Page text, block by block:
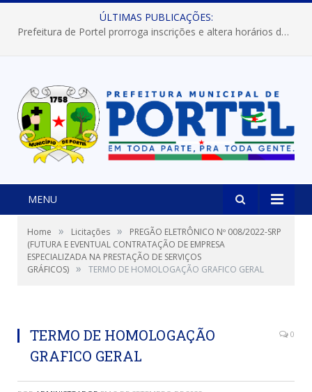
ÚLTIMAS PUBLICAÇÕES:
Prefeitura de Portel prorroga inscrições e altera horários dos concursos “Musa” e “Miss Mix Verão 2026”
MENU
Home » Licitações »
PREGÃO ELETRÔNICO Nº 008/2022-SRP
(FUTURA E EVENTUAL CONTRATAÇÃO DE EMPRESA
ESPECIALIZADA NA PRESTAÇÃO DE SERVIÇOS
GRÁFICOS) » TERMO DE HOMOLOGAÇÃO GRAFICO GERAL
TERMO DE HOMOLOGAÇÃO
GRAFICO GERAL
0